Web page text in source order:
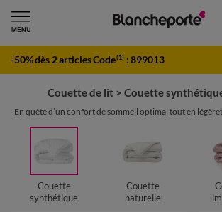
-50% dès 2 articles Code(1) :899013
Couette de lit > Couette
En quête d’un confort de sommeil optimal tout en
Couette
synthétique
Couette
naturelle